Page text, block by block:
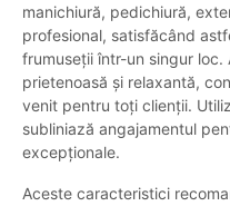
manichiură, pedichiură,
profesional, satisfăcând
frumuseții într-un singur loc.
prietenoasă și relaxantă,
venit pentru toți clienții.
subliniază angajamentul
excepționale.
Aceste caracteristici